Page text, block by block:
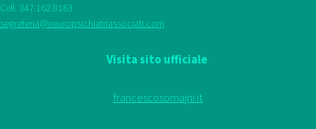
Cell. 347.162.8163
segreteria@neuropsichiatriassociati.com
Visita sito ufficiale
francescosomajni.it